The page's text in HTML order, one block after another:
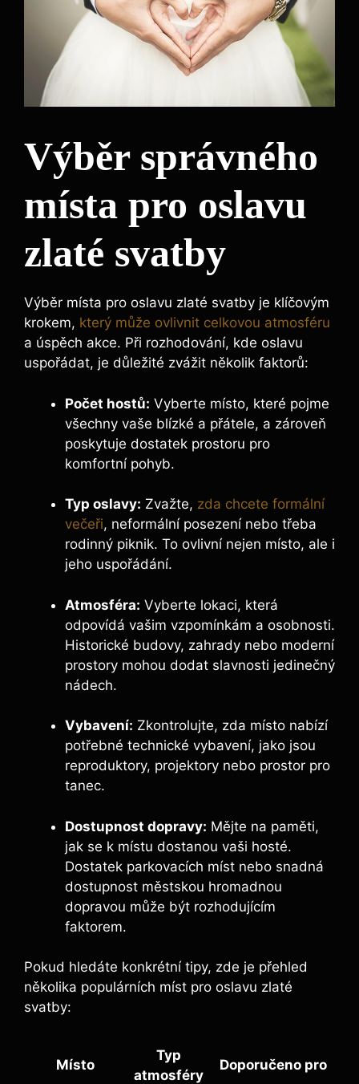
Výběr správného
místa pro oslavu
zlaté svatby
Výběr místa pro oslavu zlaté svatby je klíčovým
krokem, který může ovlivnit celkovou atmosféru
a úspěch akce. Při rozhodování, kde oslavu
uspořádat, je důležité zvážit několik faktorů:
Počet hostů: Vyberte místo, které pojme
všechny vaše blízké a přátele, a zároveň
poskytuje dostatek prostoru pro
komfortní pohyb.
Typ oslavy: Zvažte, zda chcete formální
večeři, neformální posezení nebo třeba
rodinný piknik. To ovlivní nejen místo, ale i
jeho uspořádání.
Atmosféra: Vyberte lokaci, která
odpovídá vašim vzpomínkám a osobnosti.
Historické budovy, zahrady nebo moderní
prostory mohou dodat slavnosti jedinečný
nádech.
Vybavení: Zkontrolujte, zda místo nabízí
potřebné technické vybavení, jako jsou
reproduktory, projektory nebo prostor pro
tanec.
Dostupnost dopravy: Mějte na paměti,
jak se k místu dostanou vaši hosté.
Dostatek parkovacích míst nebo snadná
dostupnost městskou hromadnou
dopravou může být rozhodujícím
faktorem.
Pokud hledáte konkrétní tipy, zde je přehled
několika populárních míst pro oslavu zlaté
svatby:
Místo
Typ
atmosféry
Doporučeno pro